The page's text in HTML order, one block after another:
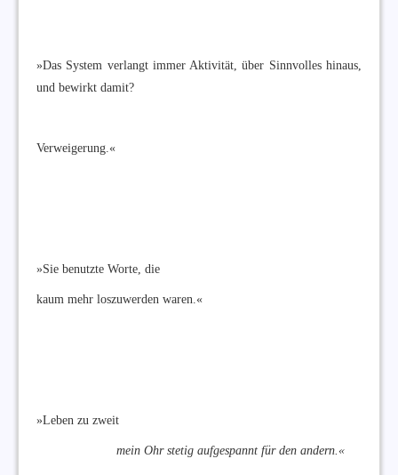
»Das System verlangt immer Aktivität, über Sinnvolles hinaus,
und bewirkt damit?
Verweigerung.«
»Sie benutzte Worte, die
kaum mehr loszuwerden waren.«
»Leben zu zweit
mein Ohr stetig aufgespannt für den andern.«